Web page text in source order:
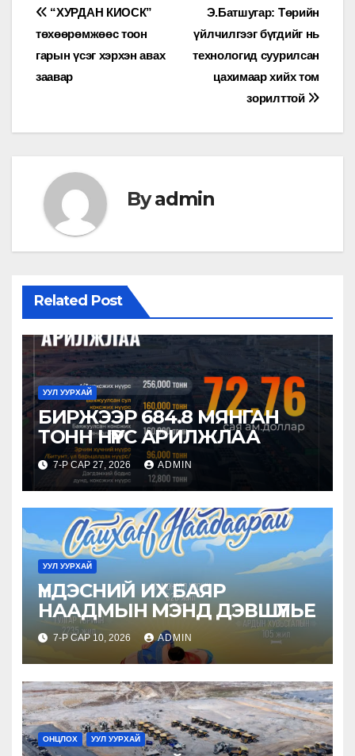
Мэдээний
цэс
Э.Батшугар: Төрийн
үйлчилгээг бүгдийг нь
технологид суурилсан
цахимаар хийх том
зорилттой
“ХУРДАН КИОСК”
төхөөрөмжөөс тоон
гарын үсэг хэрхэн авах
заавар
Byadmin
Related Post
УУЛ УУРХАЙ
БИРЖЭЭР 684.8 МЯНГАН
ТОНН НҮҮРС АРИЛЖЛАА
7-Р САР 27, 2026 ADMIN
УУЛ УУРХАЙ
ҮНДЭСНИЙ ИХ БАЯР
НААДМЫН МЭНД ДЭВШҮҮЛЬЕ
7-Р САР 10, 2026 ADMIN
ОНЦЛОХ УУЛ УУРХАЙ